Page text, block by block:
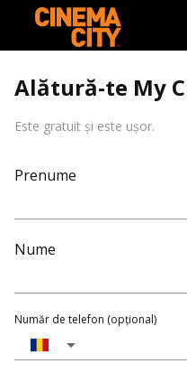
Alătură-te My
Este gratuit și este ușor.
Prenume
Nume
Număr de telefon (opțional)